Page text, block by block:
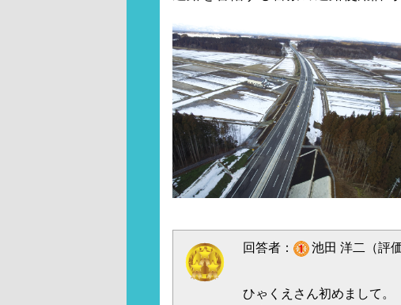
回答者： 池田 洋二（評
ひゃくえさん初めまして。